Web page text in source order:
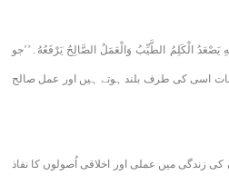
يَصْعَدُ الْكَلِمُ الطَّيِّبُ وَالْعَمَلُ الصَّالِحُ يَرْفَعُهُ۔’’جو
اسی کی طرف بلند ہوتے ہیں اور عمل صالح
زندگی میں عملی اور اخلاقی اُصولوں کا نفاذ